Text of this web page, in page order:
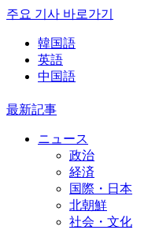
주요 기사 바로가기
韓国語
英語
中国語
最新記事
ニュース
政治
経済
国際・日本
北朝鮮
社会・文化